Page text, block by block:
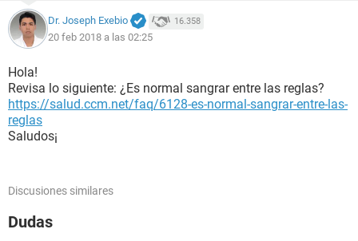
Dr. Joseph Exebio 16.358
20 feb 2018 a las 02:25
Hola!
Revisa lo siguiente: ¿Es normal sangrar entre las reglas?
https://salud.ccm.net/faq/6128-es-normal-sangrar-entre-las-
reglas
Saludos¡
Discusiones similares
Dudas